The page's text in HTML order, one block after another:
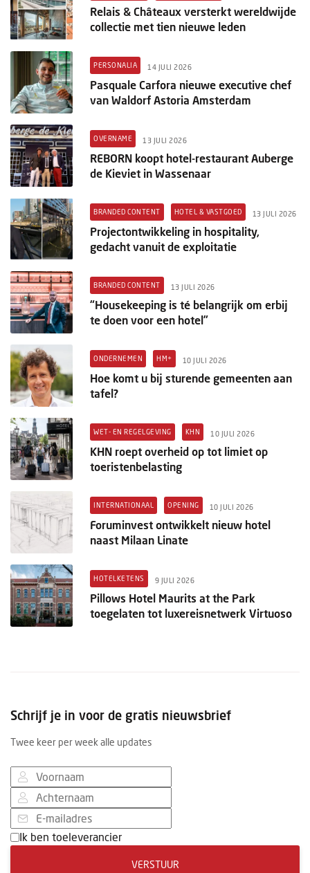
Relais & Châteaux versterkt wereldwijde
collectie met tien nieuwe leden
PERSONALIA 14 JULI 2026
Pasquale Carfora nieuwe executive chef
van Waldorf Astoria Amsterdam
OVERNAME 13 JULI 2026
REBORN koopt hotel-restaurant Auberge
de Kieviet in Wassenaar
BRANDED CONTENT HOTEL & VASTGOED 13 JULI 2026
Projectontwikkeling in hospitality,
gedacht vanuit de exploitatie
BRANDED CONTENT 13 JULI 2026
“Housekeeping is té belangrijk om erbij
te doen voor een hotel”
ONDERNEMEN HM+ 10 JULI 2026
Hoe komt u bij sturende gemeenten aan
tafel?
WET- EN REGELGEVING KHN 10 JULI 2026
KHN roept overheid op tot limiet op
toeristenbelasting
INTERNATIONAAL OPENING 10 JULI 2026
Foruminvest ontwikkelt nieuw hotel
naast Milaan Linate
HOTELKETENS 9 JULI 2026
Pillows Hotel Maurits at the Park
toegelaten tot luxereisnetwerk Virtuoso
Schrijf je in voor de gratis nieuwsbrief
Twee keer per week alle updates
Ik ben toeleverancier
VERSTUUR